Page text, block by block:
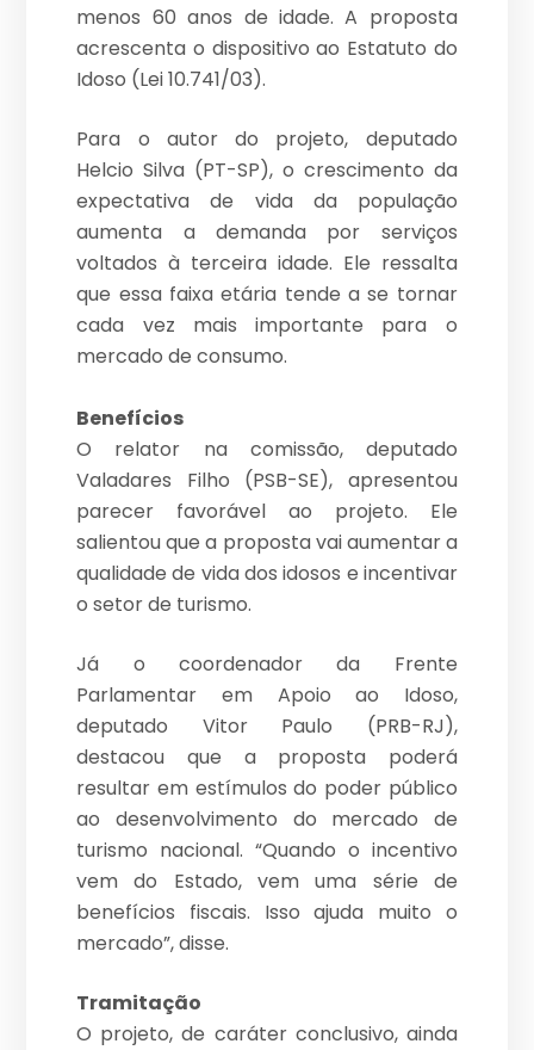
menos 60 anos de idade. A proposta
acrescenta o dispositivo ao Estatuto do
Idoso (Lei 10.741/03).
Para o autor do projeto, deputado
Helcio Silva (PT-SP), o crescimento da
expectativa de vida da população
aumenta a demanda por serviços
voltados à terceira idade. Ele ressalta
que essa faixa etária tende a se tornar
cada vez mais importante para o
mercado de consumo.
Benefícios
O relator na comissão, deputado
Valadares Filho (PSB-SE), apresentou
parecer favorável ao projeto. Ele
salientou que a proposta vai aumentar a
qualidade de vida dos idosos e incentivar
o setor de turismo.
Já o coordenador da Frente
Parlamentar em Apoio ao Idoso,
deputado Vitor Paulo (PRB-RJ),
destacou que a proposta poderá
resultar em estímulos do poder público
ao desenvolvimento do mercado de
turismo nacional. “Quando o incentivo
vem do Estado, vem uma série de
benefícios fiscais. Isso ajuda muito o
mercado”, disse.
Tramitação
O projeto, de caráter conclusivo, ainda